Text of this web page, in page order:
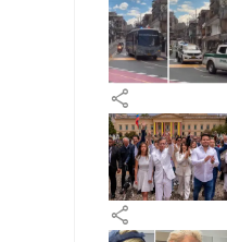
share
share